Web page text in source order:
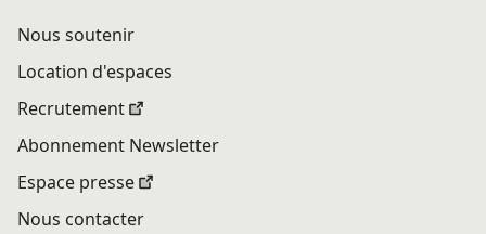
Nous soutenir
Location d'espaces
Recrutement
Abonnement Newsletter
Espace presse
Nous contacter